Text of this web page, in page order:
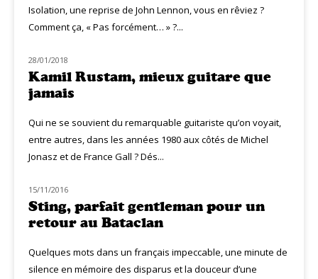
Isolation, une reprise de John Lennon, vous en rêviez ?
Comment ça, « Pas forcément… » ?...
MUZIQ INTERVIEW
28/01/2018
Kamil Rustam, mieux guitare que
jamais
Qui ne se souvient du remarquable guitariste qu’on voyait,
entre autres, dans les années 1980 aux côtés de Michel
Jonasz et de France Gall ? Dés...
LIVE MUZIQ
15/11/2016
Sting, parfait gentleman pour un
retour au Bataclan
Quelques mots dans un français impeccable, une minute de
silence en mémoire des disparus et la douceur d’une